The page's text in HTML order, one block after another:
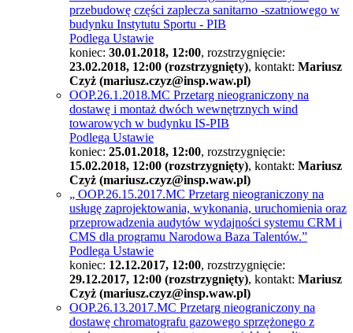
przebudowę części zaplecza sanitarno -szatniowego w
budynku Instytutu Sportu - PIB
Podlega Ustawie
koniec: 30.01.2018, 12:00, rozstrzygnięcie:
23.02.2018, 12:00 (rozstrzygnięty), kontakt: Mariusz
Czyż (mariusz.czyz@insp.waw.pl)
OOP.26.1.2018.MC Przetarg nieograniczony na
dostawę i montaż dwóch wewnętrznych wind
towarowych w budynku IS-PIB
Podlega Ustawie
koniec: 25.01.2018, 12:00, rozstrzygnięcie:
15.02.2018, 12:00 (rozstrzygnięty), kontakt: Mariusz
Czyż (mariusz.czyz@insp.waw.pl)
„ OOP.26.15.2017.MC Przetarg nieograniczony na
usługę zaprojektowania, wykonania, uruchomienia oraz
przeprowadzenia audytów wydajności systemu CRM i
CMS dla programu Narodowa Baza Talentów.”
Podlega Ustawie
koniec: 12.12.2017, 12:00, rozstrzygnięcie:
29.12.2017, 12:00 (rozstrzygnięty), kontakt: Mariusz
Czyż (mariusz.czyz@insp.waw.pl)
OOP.26.13.2017.MC Przetarg nieograniczony na
dostawę chromatografu gazowego sprzężonego z